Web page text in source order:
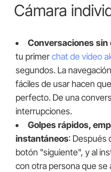
Cámara
Conversaciones sin
tu primerchat de vídeo
segundos. La
fáciles de usar hacen
perfecto. De una
interrupciones.
Golpes rápidos,
instantáneos: Después
botón "siguiente", y al
con otra persona que